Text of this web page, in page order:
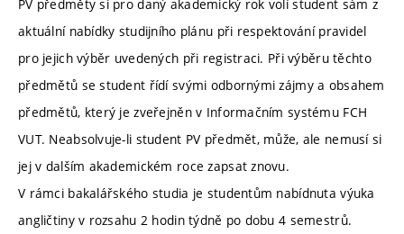
PV předměty si pro daný akademický rok volí student sám z
aktuální nabídky studijního plánu při respektování pravidel
pro jejich výběr uvedených při registraci. Při výběru těchto
předmětů se student řídí svými odbornými zájmy a obsahem
předmětů, který je zveřejněn v Informačním systému FCH
VUT. Neabsolvuje-li student PV předmět, může, ale nemusí si
jej v dalším akademickém roce zapsat znovu.
V rámci bakalářského studia je studentům nabídnuta výuka
angličtiny v rozsahu 2 hodin týdně po dobu 4 semestrů.